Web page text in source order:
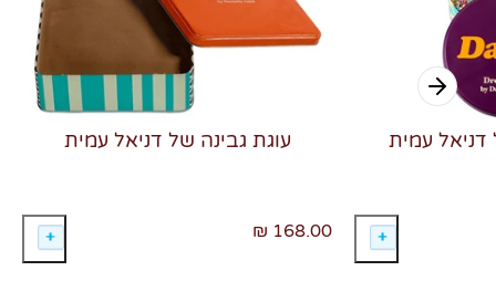
עוגת גבינה של דניאל עמית
168.00 ₪
דניאל עמית